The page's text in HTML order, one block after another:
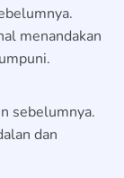
menandakan
sebelumnya.
dan